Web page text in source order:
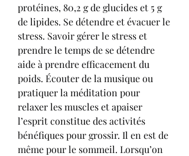
protéines, 80,2 g de glucides et 5 g
de lipides. Se détendre et évacuer le
stress. Savoir gérer le stress et
prendre le temps de se détendre
aide à prendre efficacement du
poids. Écouter de la musique ou
pratiquer la méditation pour
relaxer les muscles et apaiser
l’esprit constitue des activités
bénéfiques pour grossir. Il en est de
même pour le sommeil. Lorsqu’on